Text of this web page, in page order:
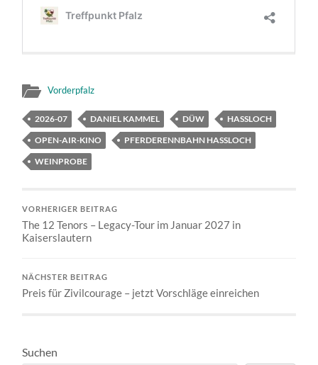
Vorderpfalz
2026-07 DANIEL KAMMEL DÜW
HASSLOCH
OPEN-AIR-KINO
PFERDERENNBAHN HASSLOCH
WEINPROBE
VORHERIGER BEITRAG
The 12 Tenors – Legacy-Tour im Januar 2027 in
Kaiserslautern
NÄCHSTER BEITRAG
Preis für Zivilcourage – jetzt Vorschläge einreichen
Suchen